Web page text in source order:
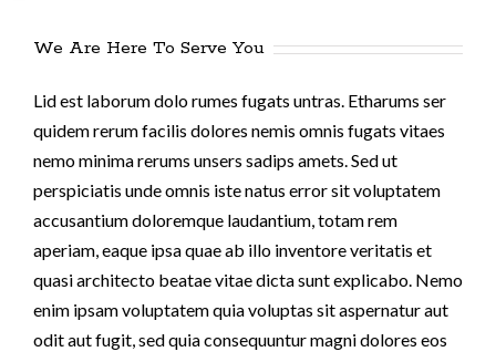
We Are Here To Serve You
Lid est laborum dolo rumes fugats untras. Etharums ser
quidem rerum facilis dolores nemis omnis fugats vitaes
nemo minima rerums unsers sadips amets. Sed ut
perspiciatis unde omnis iste natus error sit voluptatem
accusantium doloremque laudantium, totam rem
aperiam, eaque ipsa quae ab illo inventore veritatis et
quasi architecto beatae vitae dicta sunt explicabo. Nemo
enim ipsam voluptatem quia voluptas sit aspernatur aut
odit aut fugit, sed quia consequuntur magni dolores eos